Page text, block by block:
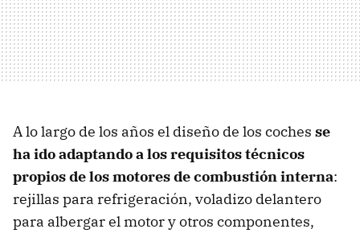
A lo largo de los años el diseño de los coches se
ha ido adaptando a los requisitos técnicos
propios de los motores de combustión interna:
rejillas para refrigeración, voladizo delantero
para albergar el motor y otros componentes,